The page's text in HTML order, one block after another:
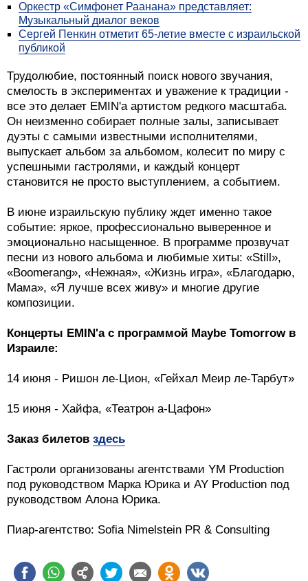
Оркестр «Симфонет Раанана» представляет:
Музыкальный диалог веков
Сергей Пенкин отметит 65-летие вместе с израильской
публикой
Трудолюбие, постоянный поиск нового звучания,
смелость в экспериментах и уважение к традиции -
все это делает EMIN'a артистом редкого масштаба.
Он неизменно собирает полные залы, записывает
дуэты с самыми известными исполнителями,
выпускает альбом за альбомом, колесит по миру с
успешными гастролями, и каждый концерт
становится не просто выступлением, а событием.
В июне израильскую публику ждет именно такое
событие: яркое, профессионально выверенное и
эмоционально насыщенное. В программе прозвучат
песни из нового альбома и любимые хиты: «Still»,
«Boomerang», «Нежная», «Жизнь игра», «Благодарю,
Мама», «Я лучше всех живу» и многие другие
композиции.
Концерты EMIN'а с программой Maybe Tomorrow в
Израиле:
14 июня - Ришон ле-Цион, «Гейхал Меир ле-Тарбут»
15 июня - Хайфа, «Театрон а-Цафон»
Заказ билетов здесь
Гастроли организованы агентствами YM Production
под руководством Марка Юрика и AY Production под
руководством Алона Юрика.
Пиар-агентство: Sofia Nimelstein PR & Consulting